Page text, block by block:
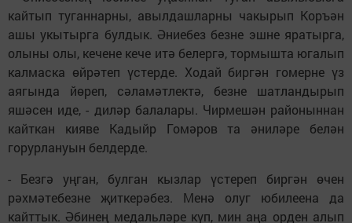
кайтып туганнарны, авылдашларны чакырып Коръән
ашы укытырга булдык. Әниебез безне эшне яратырга,
олыны олы, кечене кече итә белергә, тормышта югалып
калмаска өйрәтеп үстерде. Ходай биргән гомерне үз
аягында йөреп, сәламәтлектә, безне шатландырып
яшәсен иде, - диләр балалары. Чирмешән районыннан
кайткан кияве Кадыйр Гомәров та әниләре белән
горурлануын белдерде.
- Безгә уңган, булган кызлар үстереп биргән өчен
рәхмәтебезне җиткерәбез. Менә олуг юбилеена да
кайттык. Әбинең медальләре күп, мин аңа орден алып